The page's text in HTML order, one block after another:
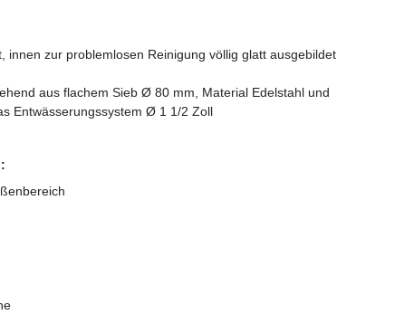
innen zur problemlosen Reinigung völlig glatt ausgebildet
aus flachem Sieb Ø 80 mm, Material Edelstahl und
Entwässerungssystem Ø 1 1/2 Zoll
: